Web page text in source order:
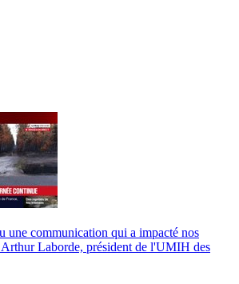
une communication qui a impacté nos
Laborde, président de l'UMIH des